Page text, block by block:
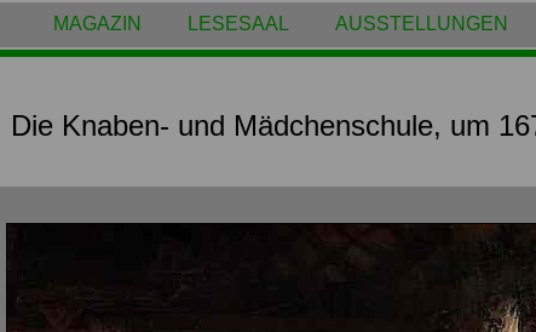
MAGAZIN LESESAAL AUSSTELLUNGEN
Die Knaben- und Mädchenschule, um